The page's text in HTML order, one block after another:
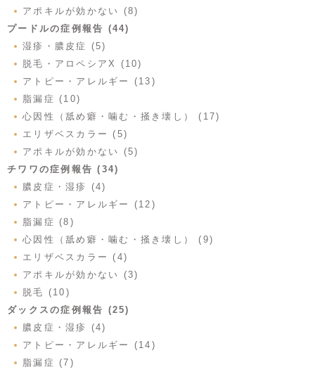
アポキルが効かない (8)
プードルの症例報告 (44)
湿疹・膿皮症 (5)
脱毛・アロペシアX (10)
アトピー・アレルギー (13)
脂漏症 (10)
心因性（舐め癖・噛む・掻き壊し） (17)
エリザベスカラー (5)
アポキルが効かない (5)
チワワの症例報告 (34)
膿皮症・湿疹 (4)
アトピー・アレルギー (12)
脂漏症 (8)
心因性（舐め癖・噛む・掻き壊し） (9)
エリザベスカラー (4)
アポキルが効かない (3)
脱毛 (10)
ダックスの症例報告 (25)
膿皮症・湿疹 (4)
アトピー・アレルギー (14)
脂漏症 (7)